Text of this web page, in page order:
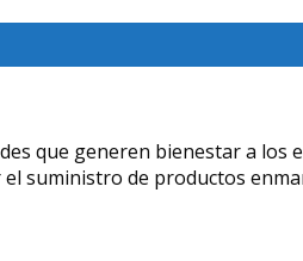
que generen bienestar a los
suministro de productos